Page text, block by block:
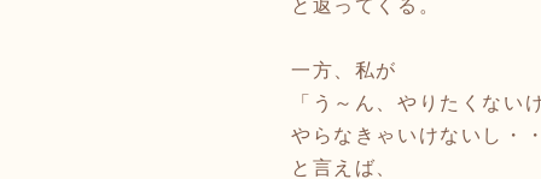
と返ってくる。
一方、私が
「う～ん、やりたくない
やらなきゃいけないし・
と言えば、